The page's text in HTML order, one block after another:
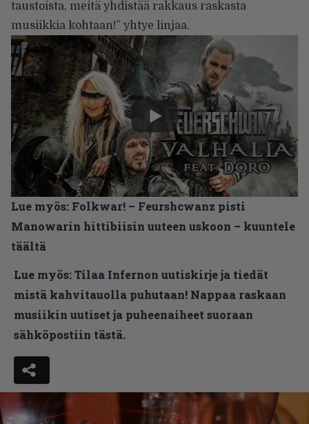
taustoista, meitä yhdistää rakkaus raskasta
musiikkia kohtaan!” yhtye linjaa.
Lue myös: Folkwar! – Feurshcwanz pisti
Manowarin hittibiisin uuteen uskoon – kuuntele
täältä
Lue myös:Tilaa Infernon uutiskirje ja tiedät
mistä kahvitauolla puhutaan! Nappaa raskaan
musiikin uutiset ja puheenaiheet suoraan
sähköpostiin tästä.